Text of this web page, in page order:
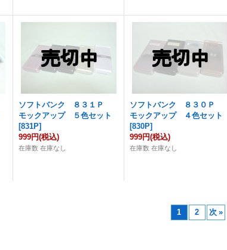
ソフトバンク ８３１Ｐ
モックアップ ５色セット
[831P]
999円(税込)
在庫数 在庫なし
ソフトバンク ８３０Ｐ
モックアップ ４色セット
[830P]
999円(税込)
在庫数 在庫なし
1 2 次 »